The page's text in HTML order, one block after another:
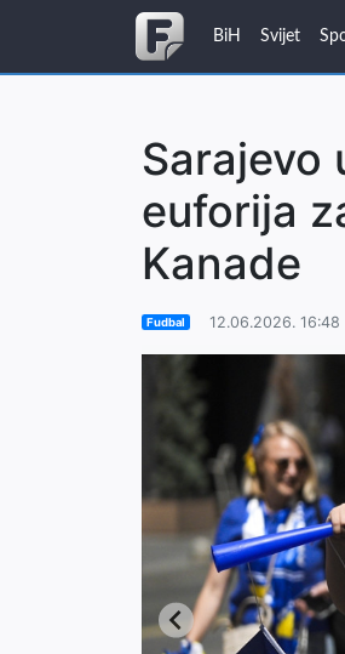
BiH Svijet
Sarajevo
euforija
Kanade
Fudbal 12.06.2026. 16:48